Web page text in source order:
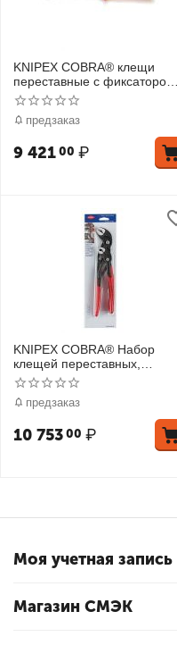
KNIPEX COBRA® клещи
переставные с фиксатором,
VDE, 50 мм (2"), под ключ 46
мм, L-250 мм, хром, 2-к р
предзаказ
9 42100 ₽
KNIPEX COBRA® Набор
клещей переставных,
комплектация: KN-
8701180/250, держатель
предзаказ
10 75300 ₽
Моя учетная запись
Магазин СМЭК